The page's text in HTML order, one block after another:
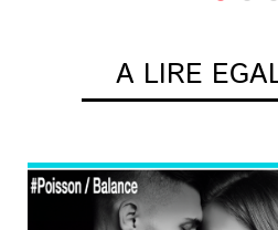
A LIRE